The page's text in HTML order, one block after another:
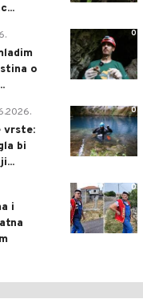
0
o
0
vrste:
bi
0
i